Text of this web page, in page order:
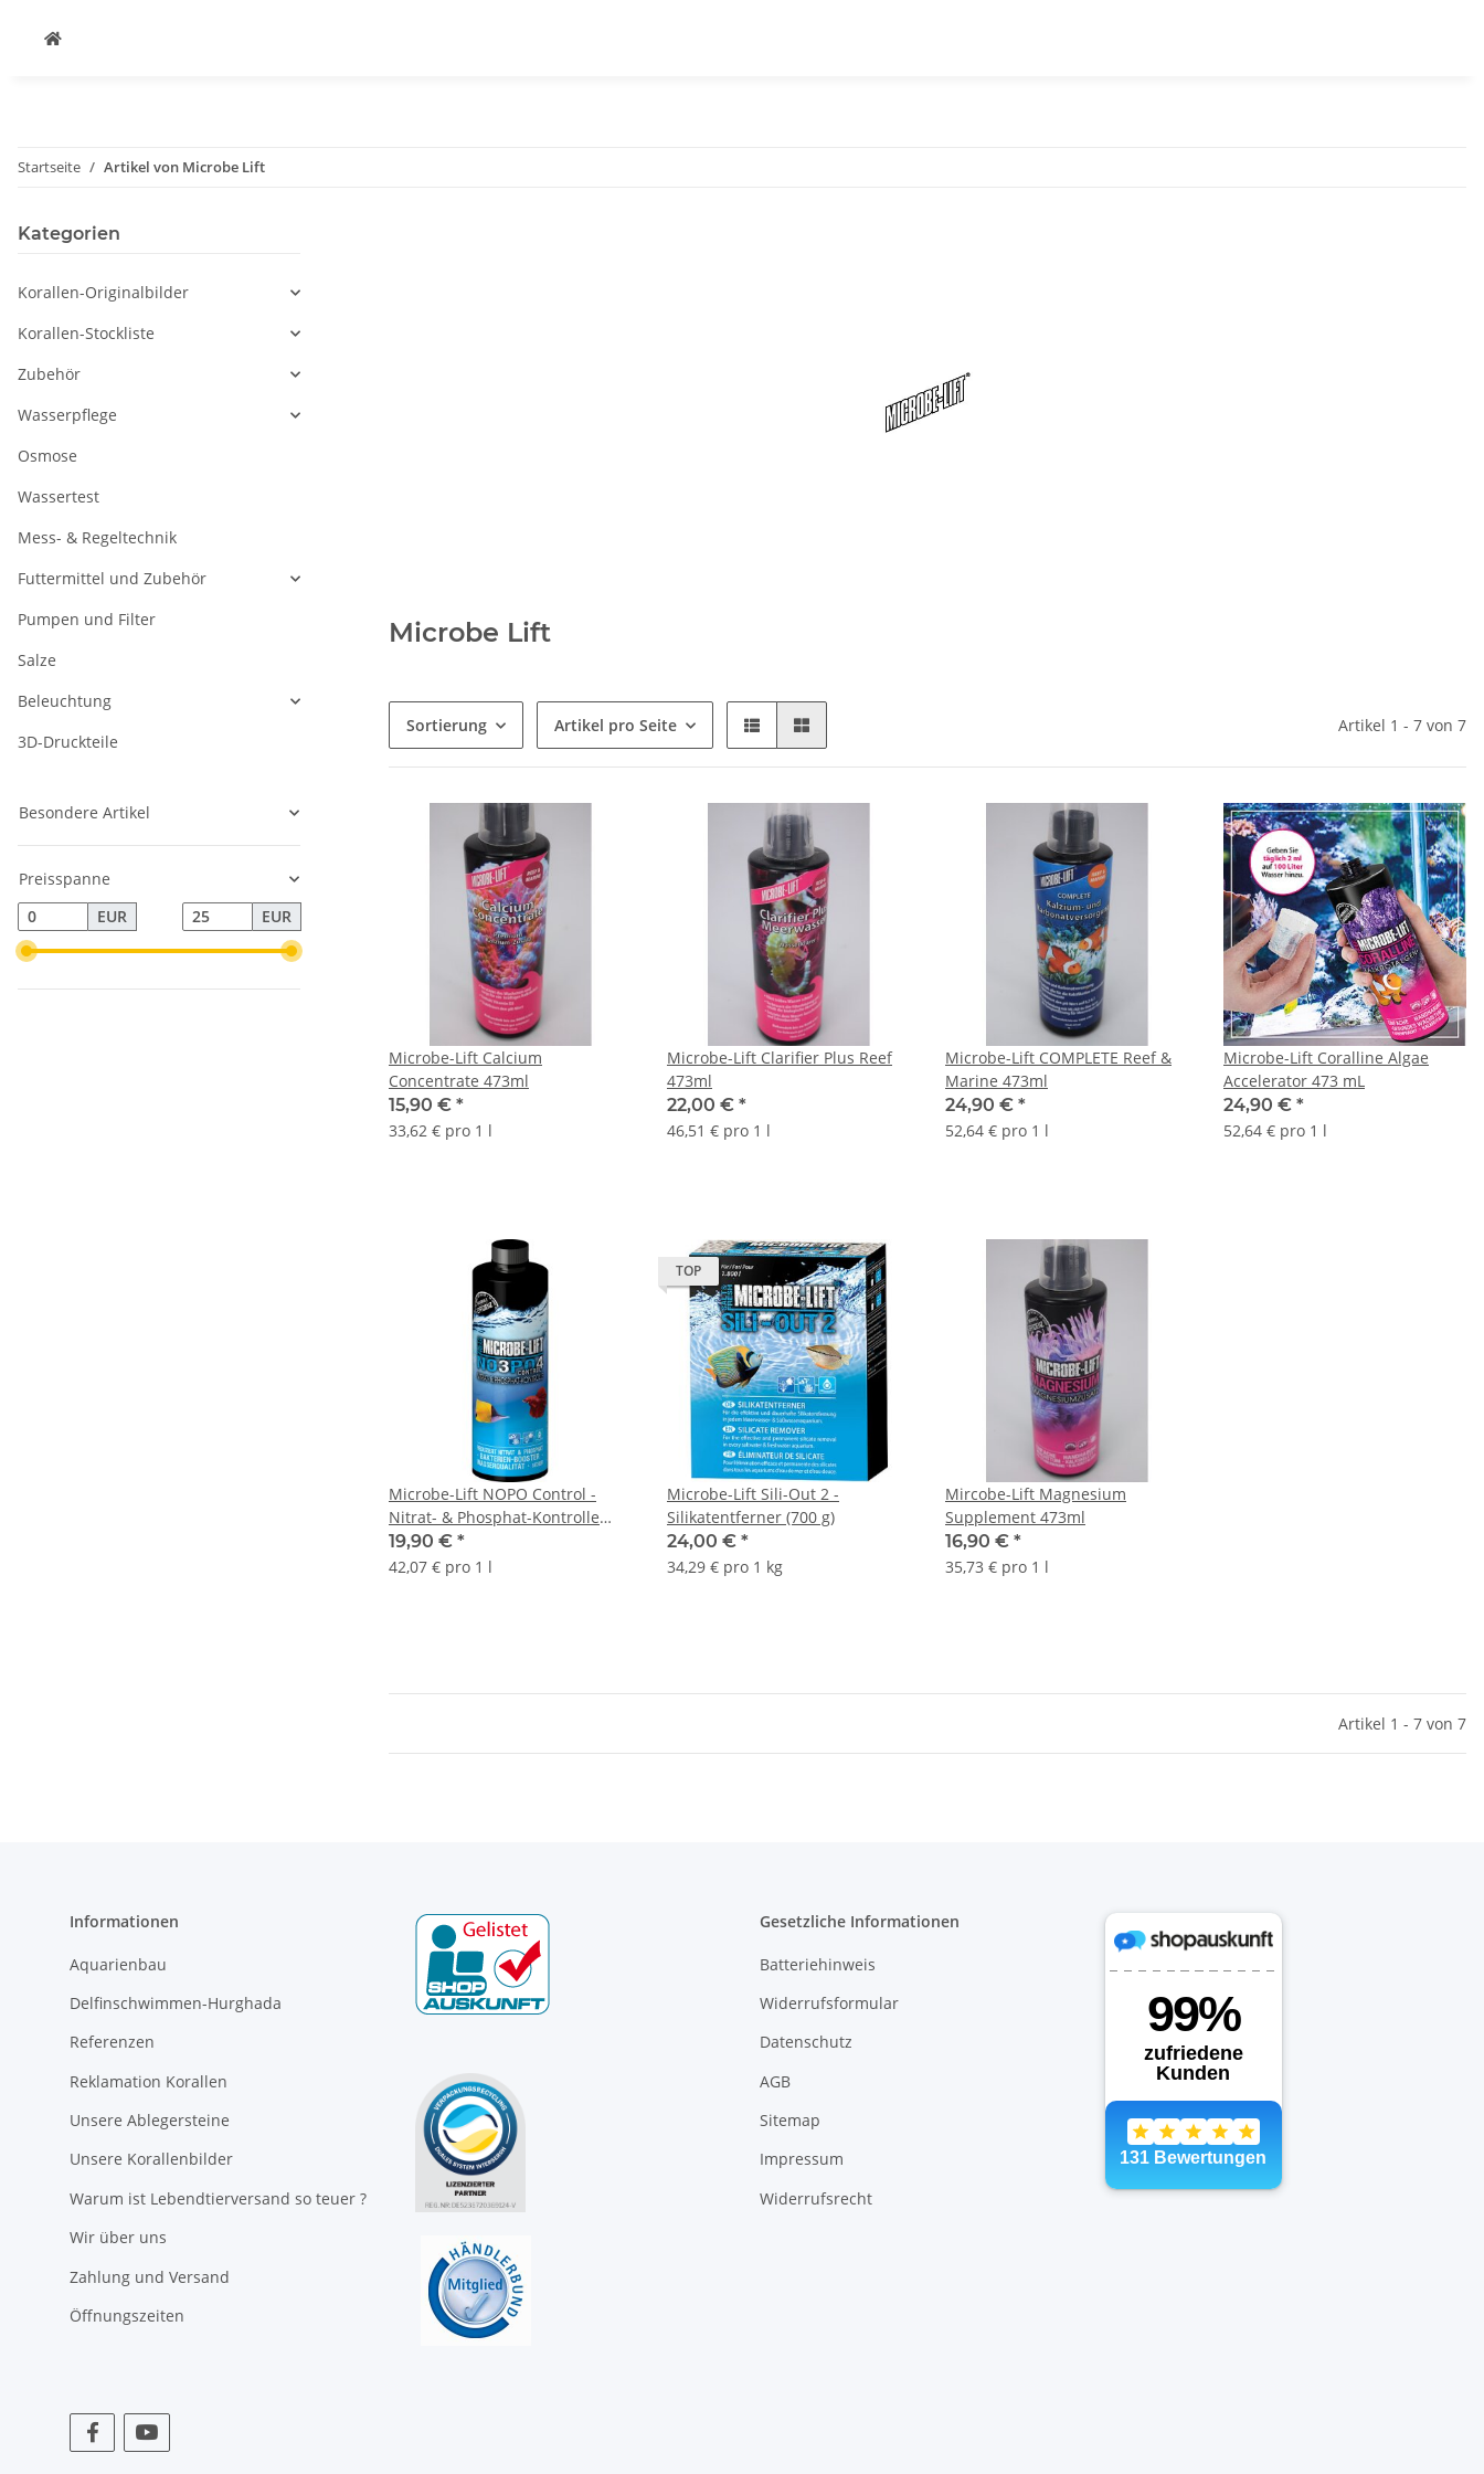
Startseite Artikel von Microbe Lift
Microbe Lift
Sortierung Artikel pro Seite Artikel 1 - 7 von 7
Microbe-Lift Calcium
Concentrate 473ml
15,90 € *
33,62 € pro 1 l
Microbe-Lift Clarifier Plus Reef
473ml
22,00 € *
46,51 € pro 1 l
Microbe-Lift COMPLETE Reef &
Marine 473ml
24,90 € *
52,64 € pro 1 l
Microbe-Lift Coralline Algae
Accelerator 473 mL
24,90 € *
52,64 € pro 1 l
Microbe-Lift NOPO Control -
Nitrat- & Phosphat-Kontrolle
(473 ml.)
19,90 € *
42,07 € pro 1 l
TOP
Microbe-Lift Sili-Out 2 -
Silikatentferner (700 g)
24,00 € *
34,29 € pro 1 kg
Mircobe-Lift Magnesium
Supplement 473ml
16,90 € *
35,73 € pro 1 l
Artikel 1 - 7 von 7
Kategorien
Korallen-Originalbilder
Korallen-Stockliste
Zubehör
Wasserpflege
Osmose
Wassertest
Mess- & Regeltechnik
Futtermittel und Zubehör
Pumpen und Filter
Salze
Beleuchtung
3D-Druckteile
Besondere Artikel
Preisspanne
EUR
EUR
Informationen
Aquarienbau
Delfinschwimmen-Hurghada
Referenzen
Reklamation Korallen
Unsere Ablegersteine
Unsere Korallenbilder
Warum ist Lebendtierversand so teuer ?
Wir über uns
Zahlung und Versand
Öffnungszeiten
Gesetzliche Informationen
Batteriehinweis
Widerrufsformular
Datenschutz
AGB
Sitemap
Impressum
Widerrufsrecht